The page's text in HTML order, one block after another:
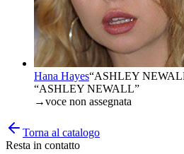
Hana Hayes“ASHLEY
“ASHLEY NEWALL”
→voce non assegnata
Torna al catalogo
Resta in contatto